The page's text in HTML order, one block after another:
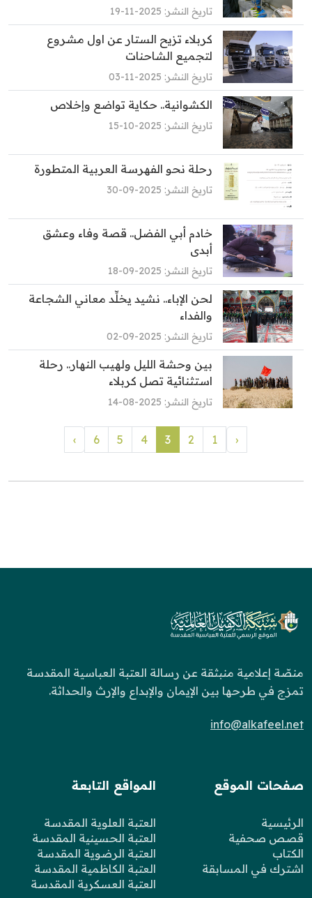
تاريخ النشر: 2025-11-19
كربلاء تزيح الستار عن اول مشروع
لتجميع الشاحنات
تاريخ النشر: 2025-11-03
الكشوانية.. حكاية تواضع وإخلاص
تاريخ النشر: 2025-10-15
رحلة نحو الفهرسة العربية المتطورة
تاريخ النشر: 2025-09-30
خادم أبي الفضل.. قصة وفاء وعشق
أبدى
تاريخ النشر: 2025-09-18
لحن الإباء.. نشيد يخلِّد معاني الشجاعة
والفداء
تاريخ النشر: 2025-09-02
بين وحشة الليل ولهيب النهار.. رحلة
استثنائية تصل كربلاء
تاريخ النشر: 2025-08-14
‹
1
2
3
4
5
6
›
منصّة إعلامية منبثقة عن رسالة العتبة العباسية المقدسة
تمزج في طرحها بين الإيمان والإبداع والإرث والحداثة.
info@alkafeel.net
صفحات الموقع
الرئيسية
قصص صحفية
الكتاب
اشترك في المسابقة
المواقع التابعة
العتبة العلوية المقدسة
العتبة الحسينية المقدسة
العتبة الرضوية المقدسة
العتبة الكاظمية المقدسة
العتبة العسكرية المقدسة